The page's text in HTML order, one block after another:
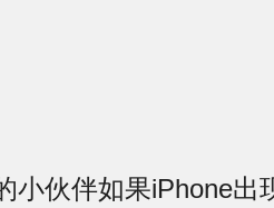
伙伴如果iPhone出